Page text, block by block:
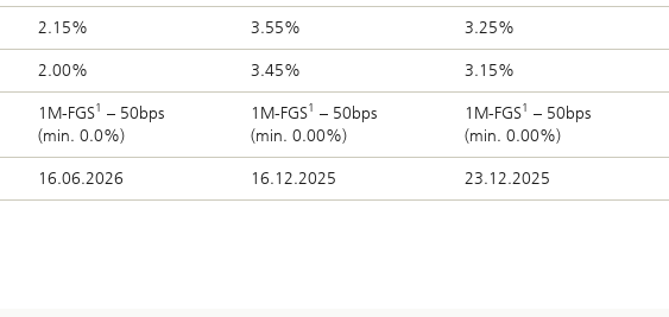
2.15% 3.55% 3.25%
2.00% 3.45% 3.15%
1M-FGS1 – 50bps
(min. 0.0%)
1M-FGS1 – 50bps
(min. 0.00%)
1M-FGS1 – 50bps
(min. 0.00%)
16.06.2026 16.12.2025 23.12.2025